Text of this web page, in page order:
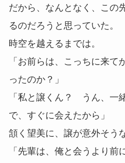
だから、なんとなく、この
るのだろうと思っていた。
時空を越えるまでは。
「お前らは、こっちに来て
ったのか？」
「私と譲くん？ うん、一
で、すぐに会えたから」
頷く望美に、譲が意外そう
「先輩は、俺と会うより前